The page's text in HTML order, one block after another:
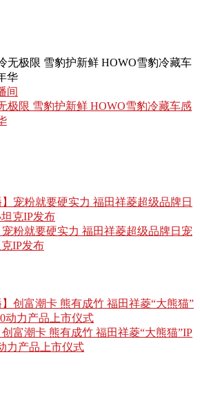
间
极限 雪豹护新鲜 HOWO雪豹冷藏车感
宠粉就要硬实力 福田祥菱超级品牌日宠
IP发布
创富潮卡 熊有成竹 福田祥菱“大熊猫”IP
力产品上市仪式